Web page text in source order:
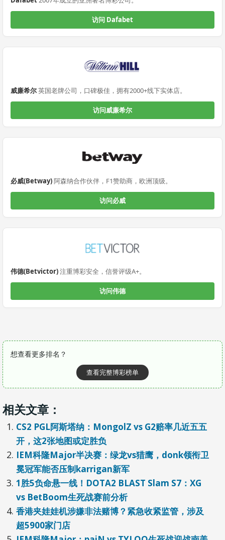
访问 Dafabet
威廉希尔英国老牌公司，口碑极佳，拥有2000+线下实体店。
访问威廉希尔
必威(Betway)阿森纳合作伙伴，F1赞助商，欧洲顶级。
访问必威
伟德(Betvictor)注重博彩安全，信誉评级A+。
访问伟德
想查看更多排名？
查看完整博彩榜单
相关文章：
CS2 PGL阿斯塔纳：MongolZ vs G2赔率几近五五
开，这2张地图或定胜负
IEM科隆Major半决赛：绿龙vs猎鹰，donk领衔卫
冕冠军能否压制karrigan新军
1胜5负命悬一线！DOTA2 BLAST Slam S7：XG
vs BetBoom生死战赛前分析
香港夹娃娃机涉嫌非法赌博？紧急收紧监管，涉及
超5900家门店